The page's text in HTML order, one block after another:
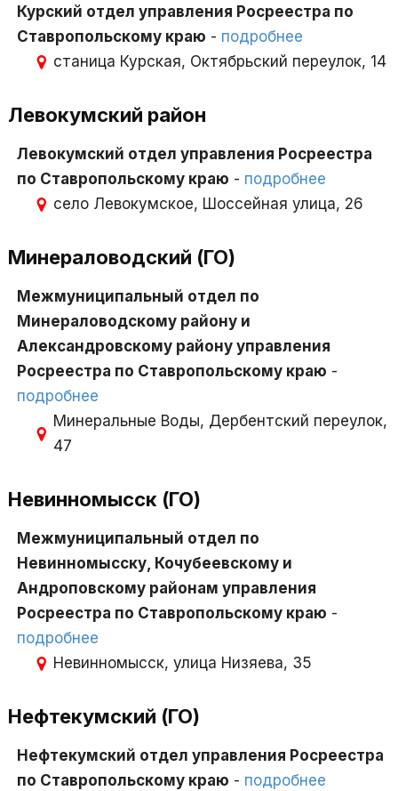
Курский отдел управления Росреестра по
Ставропольскому краю - подробнее
станица Курская, Октябрьский переулок, 14
Левокумский район
Левокумский отдел управления Росреестра
по Ставропольскому краю - подробнее
село Левокумское, Шоссейная улица, 26
Минераловодский (ГО)
Межмуниципальный отдел по
Минераловодскому району и
Александровскому району управления
Росреестра по Ставропольскому краю -
подробнее
Минеральные Воды, Дербентский переулок,
47
Невинномысск (ГО)
Межмуниципальный отдел по
Невинномысску, Кочубеевскому и
Андроповскому районам управления
Росреестра по Ставропольскому краю -
подробнее
Невинномысск, улица Низяева, 35
Нефтекумский (ГО)
Нефтекумский отдел управления Росреестра
по Ставропольскому краю - подробнее